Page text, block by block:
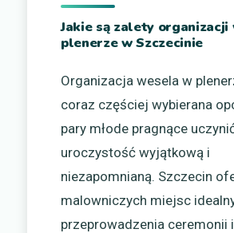
Jakie są zalety organizacji
plenerze w Szczecinie
Organizacja wesela w
coraz częściej wybierana
pary młode pragnące
uroczystość wyjątkową i
niezapomnianą. Szczecin
malowniczych miejsc
przeprowadzenia ceremonii